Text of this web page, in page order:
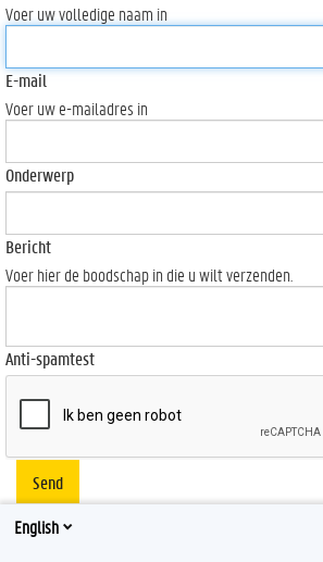
Voer uw volledige naam in
E-mail
Voer uw e-mailadres in
Onderwerp
Bericht
Voer hier de boodschap in die u wilt verzenden.
Anti-spamtest
Send
English